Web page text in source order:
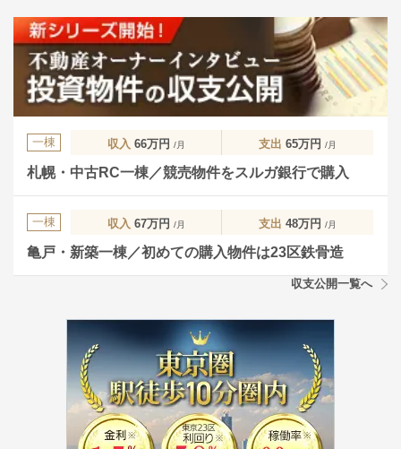
一棟 収入 66万円 /月 支出 65万円 /月
札幌・中古RC一棟／競売物件をスルガ銀行で購入
一棟 収入 67万円 /月 支出 48万円 /月
亀戸・新築一棟／初めての購入物件は23区鉄骨造
収支公開一覧へ